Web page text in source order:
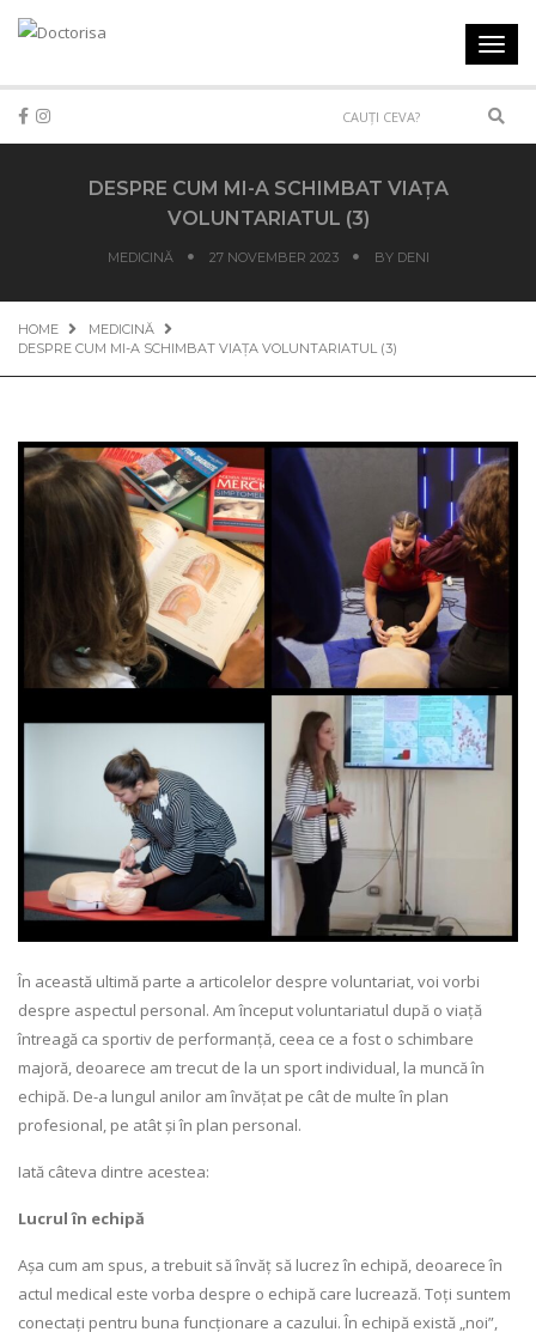
DESPRE CUM MI-A SCHIMBAT VIAȚA
VOLUNTARIATUL (3)
MEDICINĂ 27 NOVEMBER 2023 BY DENI
HOME
MEDICINĂ
DESPRE CUM MI-A SCHIMBAT VIAȚA VOLUNTARIATUL (3)
În această ultimă parte a articolelor despre voluntariat, voi vorbi
despre aspectul personal. Am început voluntariatul după o viață
întreagă ca sportiv de performanță, ceea ce a fost o schimbare
majoră, deoarece am trecut de la un sport individual, la muncă în
echipă. De-a lungul anilor am învățat pe cât de multe în plan
profesional, pe atât și în plan personal.
Iată câteva dintre acestea:
Lucrul în echipă
Așa cum am spus, a trebuit să învăț să lucrez în echipă, deoarece în
actul medical este vorba despre o echipă care lucrează. Toți suntem
conectați pentru buna funcționare a cazului. În echipă există „noi”,